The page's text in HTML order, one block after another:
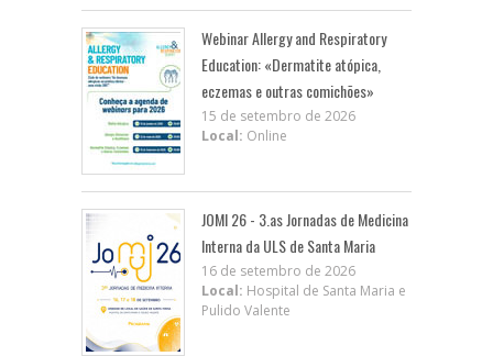
Webinar Allergy and Respiratory
Education: «Dermatite atópica,
eczemas e outras comichões»
15 de setembro de 2026
Local: Online
JOMI 26 - 3.as Jornadas de Medicina
Interna da ULS de Santa Maria
16 de setembro de 2026
Local: Hospital de Santa Maria e
Pulido Valente